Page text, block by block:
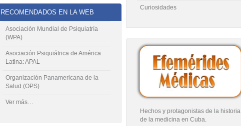
RECOMENDADOS EN LA WEB
Asociación Mundial de Psiquiatría
(WPA)
Asociación Psiquiátrica de América
Latina: APAL
Organización Panamericana de la
Salud (OPS)
Ver más…
Curiosidades
Hechos y protagonistas de la historia
de la medicina en Cuba.